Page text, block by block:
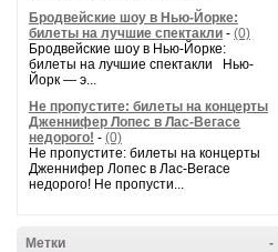
Бродвейские шоу в Нью-Йорке:
билеты на лучшие спектакли - (0)
Бродвейские шоу в Нью-Йорке:
билеты на лучшие спектакли Нью-
Йорк — э...
Не пропустите: билеты на концерты
Дженнифер Лопес в Лас-Вегасе
недорого! - (0)
Не пропустите: билеты на концерты
Дженнифер Лопес в Лас-Вегасе
недорого! Не пропусти...
-
Метки